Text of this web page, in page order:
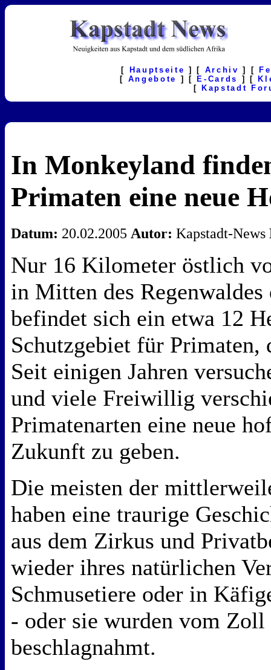
[ Hauptseite ] [ Archiv ] [
[ Angebote ] [ E-Cards ] [
[
Kapstadt
In Monkeyland
Primaten eine neue
Datum: 20.02.2005 Autor: Kapstadt-News
Nur 16 Kilometer östlich
in Mitten des Regenwaldes
befindet sich ein etwa 12
Schutzgebiet für Primaten,
Seit einigen Jahren
und viele Freiwillig
Primatenarten eine neue
Zukunft zu geben.
Die meisten der
haben eine traurige
aus dem Zirkus und
wieder ihres natürlichen
Schmusetiere oder in
- oder sie wurden vom Zoll
beschlagnahmt.